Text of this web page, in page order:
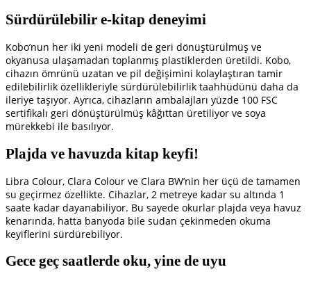
Sürdürülebilir e-kitap deneyimi
Kobo’nun her iki yeni modeli de geri dönüştürülmüş ve
okyanusa ulaşamadan toplanmış plastiklerden üretildi. Kobo,
cihazın ömrünü uzatan ve pil değişimini kolaylaştıran tamir
edilebilirlik özellikleriyle sürdürülebilirlik taahhüdünü daha da
ileriye taşıyor. Ayrıca, cihazların ambalajları yüzde 100 FSC
sertifikalı geri dönüştürülmüş kâğıttan üretiliyor ve soya
mürekkebi ile basılıyor.
Plajda ve havuzda kitap keyfi!
Libra Colour, Clara Colour ve Clara BW’nin her üçü de tamamen
su geçirmez özellikte. Cihazlar, 2 metreye kadar su altında 1
saate kadar dayanabiliyor. Bu sayede okurlar plajda veya havuz
kenarında, hatta banyoda bile sudan çekinmeden okuma
keyiflerini sürdürebiliyor.
Gece geç saatlerde oku, yine de uyu